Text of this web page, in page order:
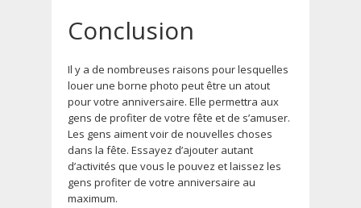
Conclusion
Il y a de nombreuses raisons pour lesquelles
louer une borne photo peut être un atout
pour votre anniversaire. Elle permettra aux
gens de profiter de votre fête et de s’amuser.
Les gens aiment voir de nouvelles choses
dans la fête. Essayez d’ajouter autant
d’activités que vous le pouvez et laissez les
gens profiter de votre anniversaire au
maximum.